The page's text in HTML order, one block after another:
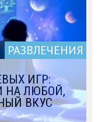
РАЗВЛЕЧЕНИЯ
ИГР:
НА ЛЮБОЙ,
ВКУС